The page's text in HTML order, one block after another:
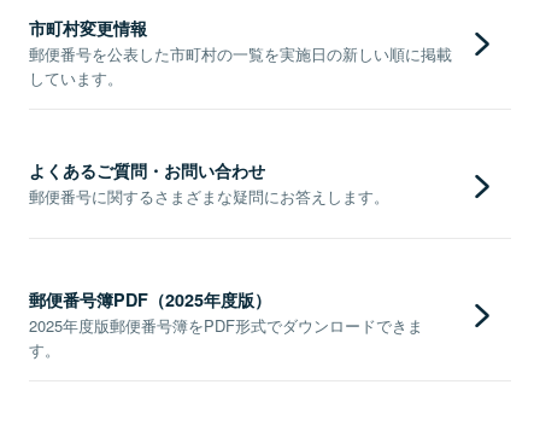
市町村変更情報
郵便番号を公表した市町村の一覧を実施日の新しい順に掲載
しています。
よくあるご質問・お問い合わせ
郵便番号に関するさまざまな疑問にお答えします。
郵便番号簿PDF（2025年度版）
2025年度版郵便番号簿をPDF形式でダウンロードできま
す。